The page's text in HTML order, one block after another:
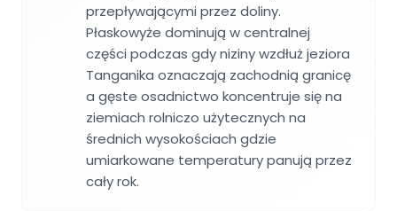
przepływającymi przez doliny.
Płaskowyże dominują w centralnej
części podczas gdy niziny wzdłuż jeziora
Tanganika oznaczają zachodnią granicę
a gęste osadnictwo koncentruje się na
ziemiach rolniczo użytecznych na
średnich wysokościach gdzie
umiarkowane temperatury panują przez
cały rok.